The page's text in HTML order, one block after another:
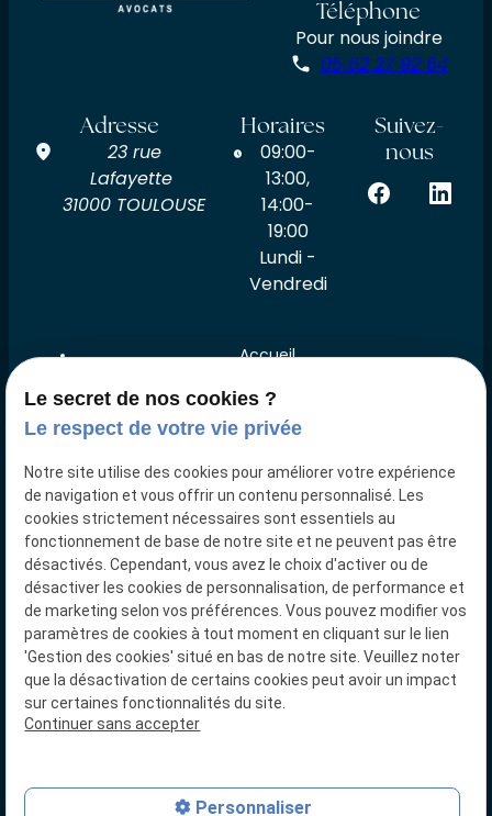
Téléphone
Pour nous joindre
05 62 27 92 64
Adresse
23 rue
Lafayette
31000 TOULOUSE
Horaires
09:00-
13:00,
14:00-
19:00
Lundi -
Vendredi
Suivez-
nous
Accueil
Le Cabinet
Compétences
International
Honoraires
Actualités
Prendre contact
Mentions
légales
Politique de
confidentialité
Gestion
des
Plan
Siret :79005597400030
Le secret de nos cookies ?
Le respect de votre vie privée
Notre site utilise des cookies pour améliorer votre expérience
de navigation et vous offrir un contenu personnalisé. Les
cookies strictement nécessaires sont essentiels au
fonctionnement de base de notre site et ne peuvent pas être
désactivés. Cependant, vous avez le choix d'activer ou de
désactiver les cookies de personnalisation, de performance et
de marketing selon vos préférences. Vous pouvez modifier vos
paramètres de cookies à tout moment en cliquant sur le lien
'Gestion des cookies' situé en bas de notre site. Veuillez noter
que la désactivation de certains cookies peut avoir un impact
sur certaines fonctionnalités du site.
Continuer sans accepter
Personnaliser